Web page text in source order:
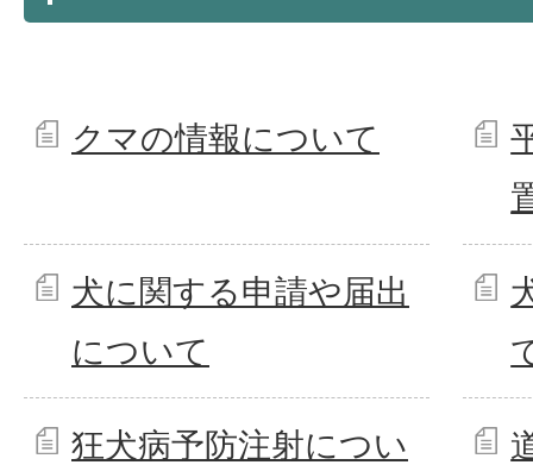
クマの情報について
犬に関する申請や届出
について
狂犬病予防注射につい